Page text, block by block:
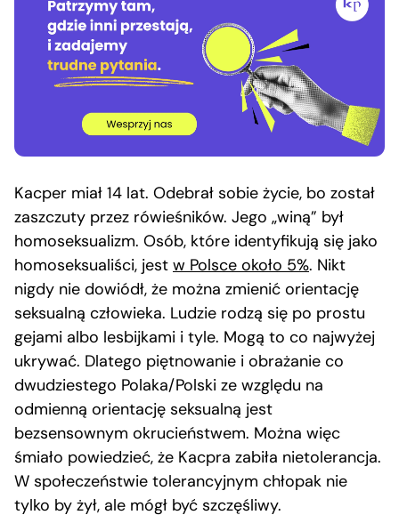
Kacper miał 14 lat. Odebrał sobie życie, bo został
zaszczuty przez rówieśników. Jego „winą” był
homoseksualizm. Osób, które identyfikują się jako
homoseksualiści, jest w Polsce około 5%. Nikt
nigdy nie dowiódł, że można zmienić orientację
seksualną człowieka. Ludzie rodzą się po prostu
gejami albo lesbijkami i tyle. Mogą to co najwyżej
ukrywać. Dlatego piętnowanie i obrażanie co
dwudziestego Polaka/Polski ze względu na
odmienną orientację seksualną jest
bezsensownym okrucieństwem. Można więc
śmiało powiedzieć, że Kacpra zabiła nietolerancja.
W społeczeństwie tolerancyjnym chłopak nie
tylko by żył, ale mógł być szczęśliwy.